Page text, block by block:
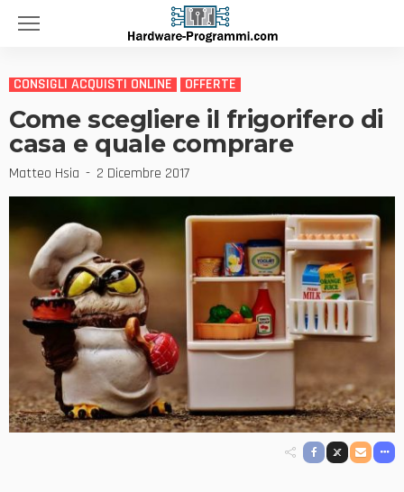
CONSIGLI ACQUISTI ONLINE OFFERTE
Come scegliere il frigorifero di
casa e quale comprare
Matteo Hsia 2 Dicembre 2017